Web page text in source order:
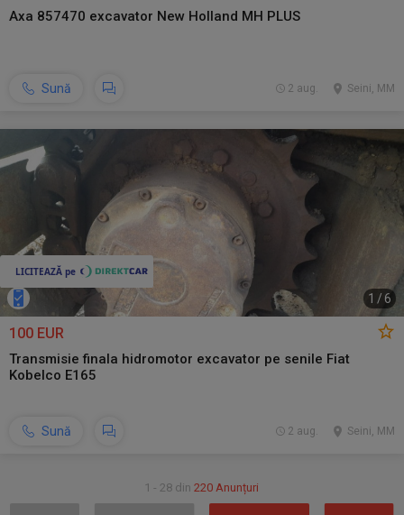
Axa 857470 excavator New Holland MH PLUS
Sună Seini, MM
2 aug.
1 / 6
100 EUR
Transmisie finala hidromotor excavator pe senile Fiat
Kobelco E165
Sună Seini, MM
2 aug.
1 - 28 din220 Anunțuri